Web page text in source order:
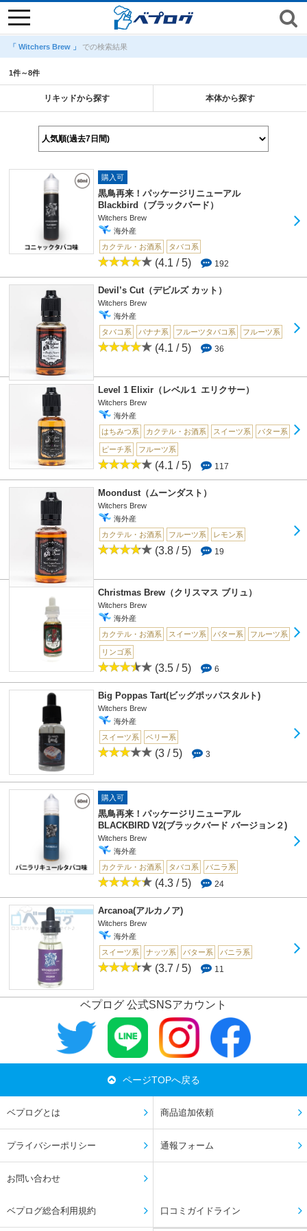
toggle
navigation
「 Witchers Brew 」 での検索結果
1件～8件
リキッドから探す 本体から探す
購入可
黒鳥再来！パッケージリニューアル
Blackbird（ブラックバード）
Witchers Brew
海外産
カクテル・お酒系
タバコ系
(4.1 / 5) 192
Devil’s Cut（デビルズ カット）
Witchers Brew
海外産
タバコ系
バナナ系 フルーツタバコ系 フルーツ系
(4.1 / 5) 36
Level 1 Elixir（レベル１ エリクサー）
Witchers Brew
海外産
はちみつ系
カクテル・お酒系 スイーツ系 バター系
ピーチ系 フルーツ系
(4.1 / 5) 117
Moondust（ムーンダスト）
Witchers Brew
海外産
カクテル・お酒系
フルーツ系 レモン系
(3.8 / 5) 19
Christmas Brew（クリスマス ブリュ）
Witchers Brew
海外産
カクテル・お酒系
スイーツ系 バター系 フルーツ系
リンゴ系
(3.5 / 5) 6
Big Poppas Tart(ビッグポッパスタルト)
Witchers Brew
海外産
スイーツ系
ベリー系
(3 / 5) 3
購入可
黒鳥再来！パッケージリニューアル
BLACKBIRD V2(ブラックバード バージョン２)
Witchers Brew
海外産
カクテル・お酒系
タバコ系 バニラ系
(4.3 / 5) 24
Arcanoa(アルカノア)
Witchers Brew
海外産
スイーツ系
ナッツ系 バター系 バニラ系
(3.7 / 5) 11
ベプログ 公式SNSアカウント
ページTOPへ戻る
ベプログとは 商品追加依頼
プライバシーポリシー 通報フォーム
お問い合わせ
ベプログ総合利用規約 口コミガイドライン